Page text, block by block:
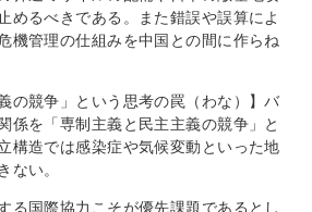
めるべきである。また錯誤や誤算によ
機管理の仕組みを中国との間に作らね
の競争」という思考の罠（わな）】バ
係を「専制主義と民主主義の競争」と
構造では感染症や気候変動といった地
ない。
る国際協力こそが優先課題であるとし